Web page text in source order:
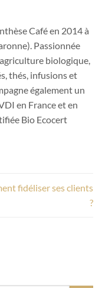
Café en 2014 à
Passionnée
biologique,
thés, infusions et
également un
en France et en
Bio Ecocert
fidéliser ses clients
?